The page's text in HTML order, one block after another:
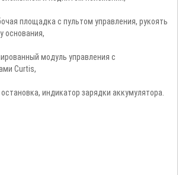
площадка с пультом управления, рукоять
основания,
модуль управления с
Curtis,
индикатор зарядки аккумулятора.